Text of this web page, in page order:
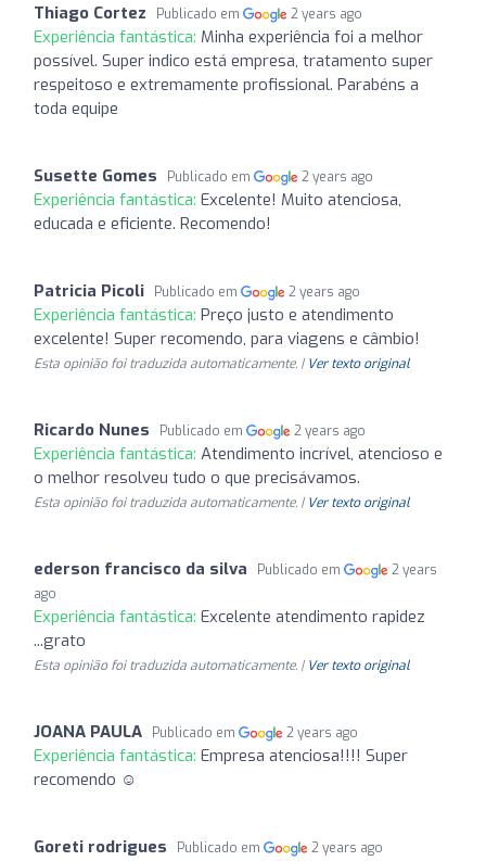
Thiago Cortez Publicado em 2 years ago
Experiência fantástica: Minha experiência foi a melhor
possível. Super indico está empresa, tratamento super
respeitoso e extremamente profissional. Parabéns a
toda equipe
Susette Gomes Publicado em 2 years ago
Experiência fantástica: Excelente! Muito atenciosa,
educada e eficiente. Recomendo!
Patricia Picoli Publicado em 2 years ago
Experiência fantástica: Preço justo e atendimento
excelente! Super recomendo, para viagens e câmbio!
Esta opinião foi traduzida automaticamente. | Ver texto original
Ricardo Nunes Publicado em 2 years ago
Experiência fantástica: Atendimento incrível, atencioso e
o melhor resolveu tudo o que precisávamos.
Esta opinião foi traduzida automaticamente. | Ver texto original
ederson francisco da silva Publicado em
2 years
ago
Experiência fantástica: Excelente atendimento rapidez
...grato
Esta opinião foi traduzida automaticamente. | Ver texto original
JOANA PAULA Publicado em 2 years ago
Experiência fantástica: Empresa atenciosa!!!! Super
recomendo ☺️
Goreti rodrigues Publicado em 2 years ago